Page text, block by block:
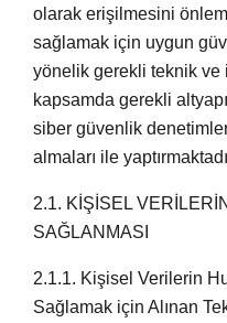
olarak erişilmesini
sağlamak için uygun
yönelik gerekli teknik ve
kapsamda gerekli
siber güvenlik
almaları ile
2.1. KİŞİSEL
SAĞLANMASI
2.1.1. Kişisel Verilerin
Sağlamak için Alınan